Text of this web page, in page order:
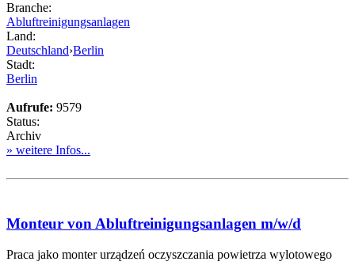
Branche:
Abluftreinigungsanlagen
Land:
Deutschland›Berlin
Stadt:
Berlin
Aufrufe: 9579
Status:
Archiv
» weitere Infos...
Monteur von Abluftreinigungsanlagen m/w/d
Praca jako monter urządzeń oczyszczania powietrza wylotowego